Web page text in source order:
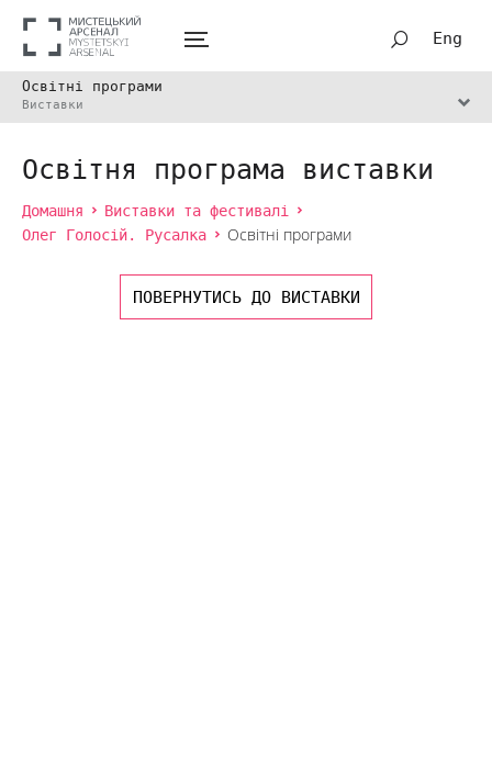
Eng
Освітні програми
Виставки
Освітня програма виставки
Домашня
Виставки та фестивалі
Олег Голосій. Русалка
Освітні програми
ПОВЕРНУТИСЬ ДО ВИСТАВКИ